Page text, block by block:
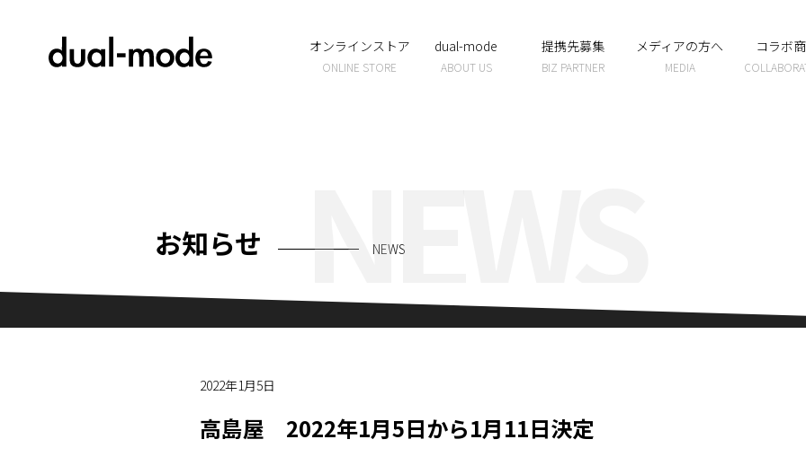
オンラインストア
ONLINE STORE
dual-mode
ABOUT US
提携先募集
BIZ PARTNER
メディアの方へ
MEDIA
コラボ
お知らせ NEWS
NEWS
2022年1月5日
高島屋 2022年1月5日から1月11日決定